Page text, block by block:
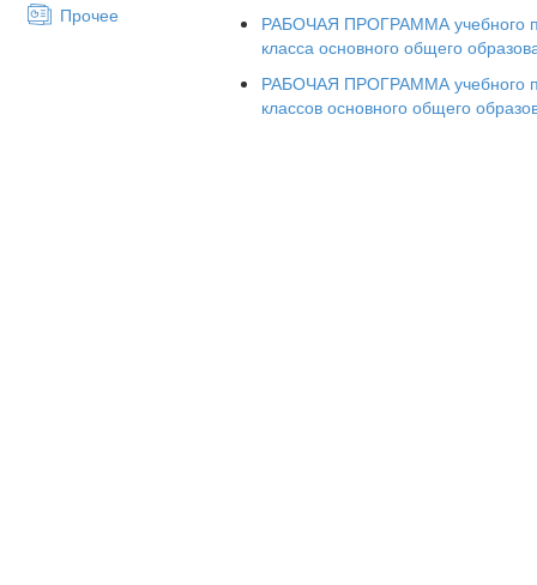
Прочее
2015 г.
РАБОЧАЯ ПРОГРАММА учебного
класса основного общего
РАБОЧАЯ ПРОГРАММА учебного
классов основного общего